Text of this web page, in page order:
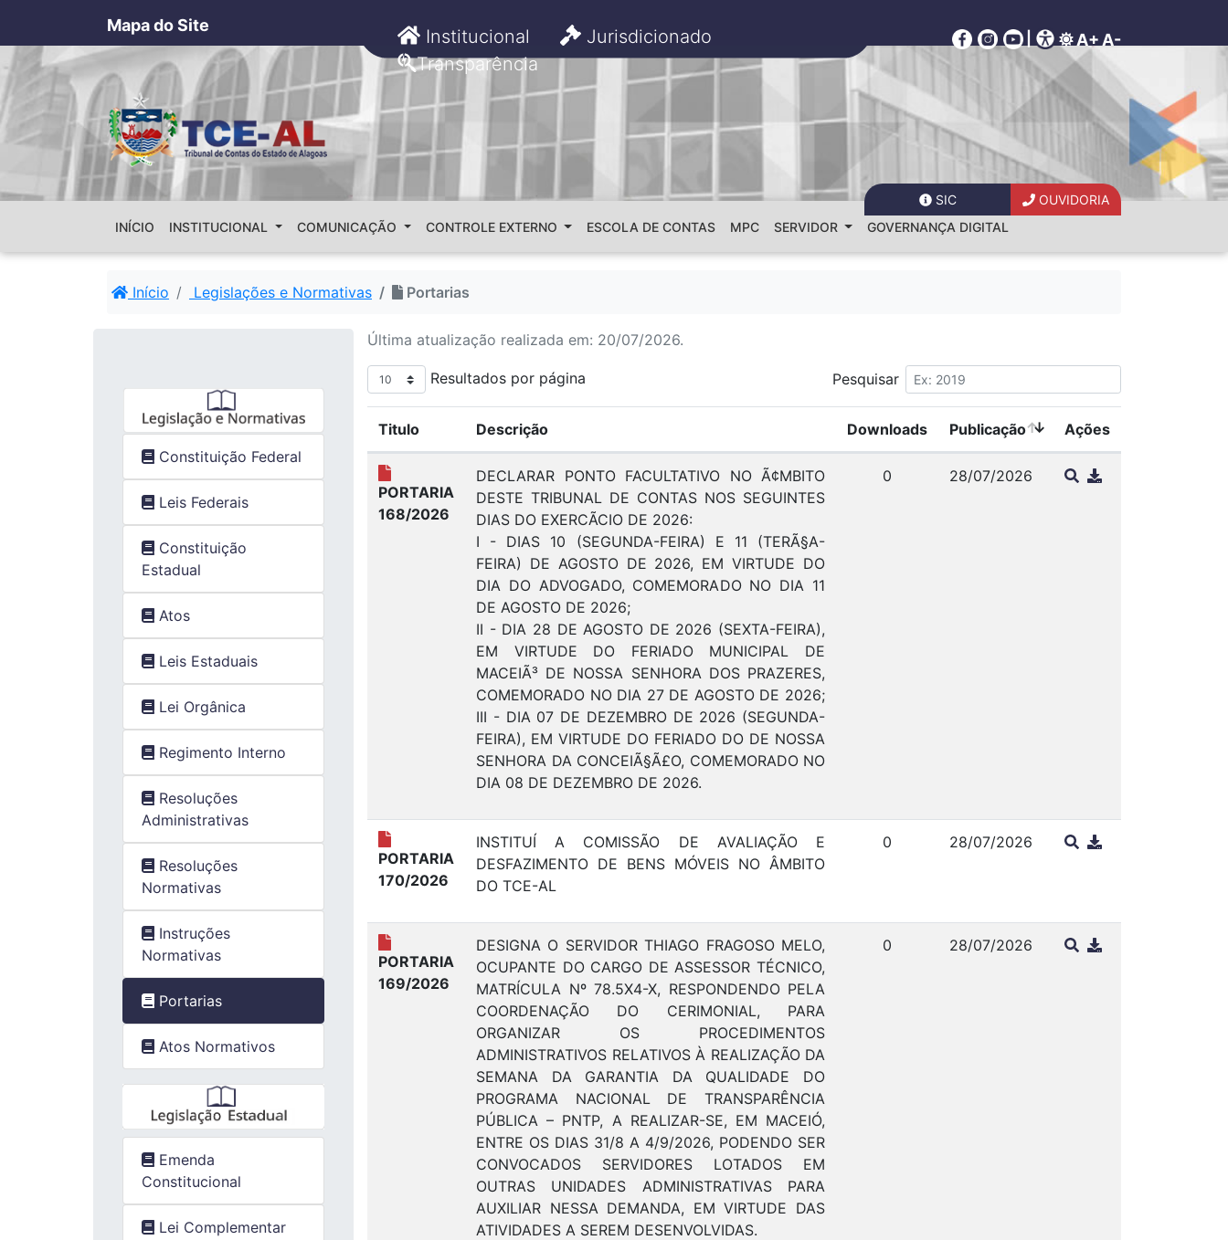
Mapa do Site
Institucional
Jurisdicionado
Transparência
A+ A-
SIC
OUVIDORIA
INÍCIO
INSTITUCIONAL COMUNICAÇÃO CONTROLE EXTERNO ESCOLA DE CONTAS MPC SERVIDOR GOVERNANÇA DIGITAL
Início Legislações e Normativas Portarias
Constituição Federal
Leis Federais
Constituição
Estadual
Atos
Leis Estaduais
Lei Orgânica
Regimento Interno
Resoluções
Administrativas
Resoluções
Normativas
Instruções
Normativas
Portarias
Atos Normativos
Emenda
Constitucional
Lei Complementar
Última atualização realizada em: 20/07/2026.
Resultados por página Pesquisar
Titulo Descrição Downloads Publicação Ações
PORTARIA
168/2026
DECLARAR PONTO FACULTATIVO NO Ã¢MBITO
DESTE TRIBUNAL DE CONTAS NOS SEGUINTES
DIAS DO EXERCÃ­CIO DE 2026:
I - DIAS 10 (SEGUNDA-FEIRA) E 11 (TERÃ§A-
FEIRA) DE AGOSTO DE 2026, EM VIRTUDE DO
DIA DO ADVOGADO, COMEMORADO NO DIA 11
DE AGOSTO DE 2026;
II - DIA 28 DE AGOSTO DE 2026 (SEXTA-FEIRA),
EM VIRTUDE DO FERIADO MUNICIPAL DE
MACEIÃ³ DE NOSSA SENHORA DOS PRAZERES,
COMEMORADO NO DIA 27 DE AGOSTO DE 2026;
III - DIA 07 DE DEZEMBRO DE 2026 (SEGUNDA-
FEIRA), EM VIRTUDE DO FERIADO DO DE NOSSA
SENHORA DA CONCEIÃ§Ã£O, COMEMORADO NO
DIA 08 DE DEZEMBRO DE 2026.
0 28/07/2026
PORTARIA
170/2026
INSTITUÍ A COMISSÃO DE AVALIAÇÃO E
DESFAZIMENTO DE BENS MÓVEIS NO ÂMBITO
DO TCE-AL
0 28/07/2026
PORTARIA
169/2026
DESIGNA O SERVIDOR THIAGO FRAGOSO MELO,
OCUPANTE DO CARGO DE ASSESSOR TÉCNICO,
MATRÍCULA Nº 78.5X4-X, RESPONDENDO PELA
COORDENAÇÃO DO CERIMONIAL, PARA
ORGANIZAR OS PROCEDIMENTOS
ADMINISTRATIVOS RELATIVOS À REALIZAÇÃO DA
SEMANA DA GARANTIA DA QUALIDADE DO
PROGRAMA NACIONAL DE TRANSPARÊNCIA
PÚBLICA – PNTP, A REALIZAR-SE, EM MACEIÓ,
ENTRE OS DIAS 31/8 A 4/9/2026, PODENDO SER
CONVOCADOS SERVIDORES LOTADOS EM
OUTRAS UNIDADES ADMINISTRATIVAS PARA
AUXILIAR NESSA DEMANDA, EM VIRTUDE DAS
ATIVIDADES A SEREM DESENVOLVIDAS.
0 28/07/2026